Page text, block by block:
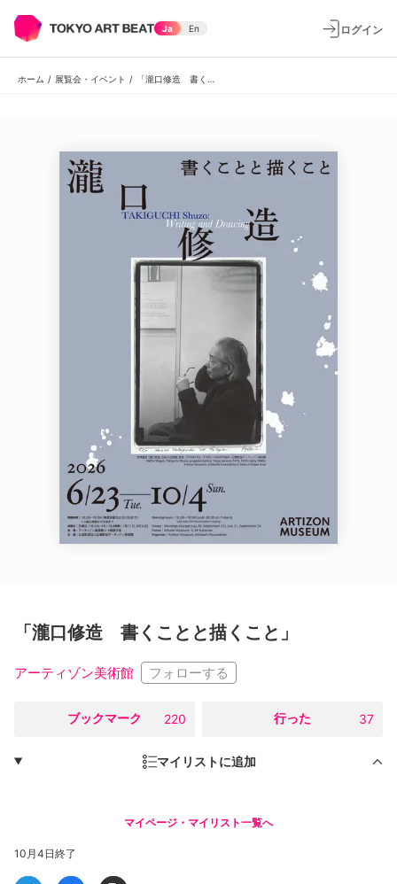
Ja En ログイン
ホーム / 展覧会・イベント /
「瀧口修造 書くことと描くこと」
アーティゾン美術館 フォローする
ブックマーク 220 行った 37
マイリストに追加
マイページ・マイリスト一覧へ
10月4日終了